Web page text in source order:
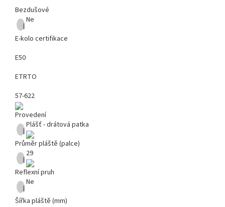
Bezdušové
i
Ne
E-kolo certifikace
E50
ETRTO
57-622
Provedení
i
Plášť - drátová patka
Průměr pláště (palce)
i
29
Reflexní pruh
i
Ne
Šířka pláště (mm)